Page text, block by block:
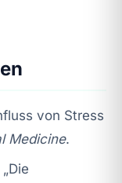
von Stress
Medicine.